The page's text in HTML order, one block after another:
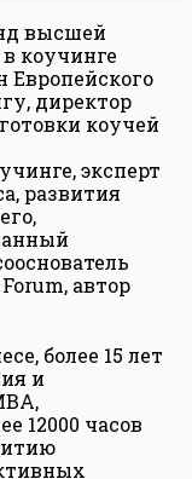
высшей
коучинге
Европейского
директор
коучей
эксперт
развития
автор
более 15 лет
и
12000 часов